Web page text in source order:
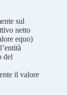
sul
netto
equo)
del
il valore